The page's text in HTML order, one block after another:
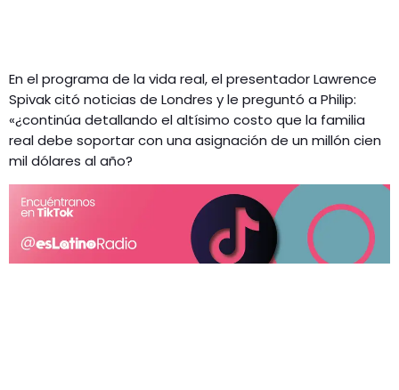
En el programa de la vida real, el presentador Lawrence
Spivak citó noticias de Londres y le preguntó a Philip:
«¿continúa detallando el altísimo costo que la familia
real debe soportar con una asignación de un millón cien
mil dólares al año?